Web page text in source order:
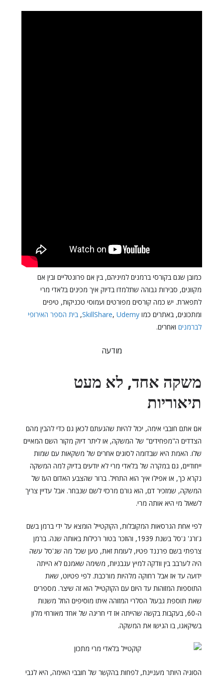
כמובן שגם בקורסי ברמנים למיניהם, בין אם פרונטליים ובין אם
מקוונים, סבירות גבוהה שתלמדו בדיוק איך מכינים בלאדי מרי
לתפארת. יש כמה קורסים מפורטים ועמוסי טכניקות, טיפים
ומתכונים, באתרים כמו
SkillShare,Udemy
, בית הספר האירופי
לברמניםואחרים.
מודעה
משקה אחד, לא מעט
תיאוריות
אם אתם חובבי אימה, יכול להיות שהגעתם לכאן גם כדי להבין מהם
הצדדים ה"מפחידים" של המשקה, או ליתר דיוק מקור השם המאיים
שלו. האמת היא שבדומה לסוגים אחרים של משקאות עם שמות
ייחודיים, גם במקרה של בלאדי מרי לא יודעים בדיוק למה המשקה
נקרא כך, או אפילו איך הוא התחיל. ברור שהצבע האדום העז של
המשקה, שמזכיר דם, הוא גורם מרכזי לשם שנבחר. אבל עדיין צריך
לשאול מי היא אותה מרי.
לפי אחת הגרסאות המקובלות, הקוקטייל הומצא על ידי ברמן בשם
ג'ורג' ג'סל בשנת 1939, והוזכר בטור רכילות באותה שנה. ברמן
צרפתי בשם פרננד פטיו, לעומת זאת, טען שכל מה שג'סל עשה
היה לערבב בין וודקה למיץ עגבניות, משימה שאמנם לא הייתה
ידועה עד אז אבל רחוקה מלהיות מורכבת. לפי פטיוט, שאת
התוספות המזוהות עד היום עם הקוקטייל הוא זה שיצר. מספרים
שאת תוספת גבעול הסלרי המזוהה איתו מוסיפים החל משנות
ה-60, בעקבות בקשה שהייתה אז די חריגה של אחד מאורחי מלון
בשיקאגו, בו הגישו את המשקה.
הסוגיה היותר מעניינת, לפחות בהקשר של חובבי האימה, היא לגבי